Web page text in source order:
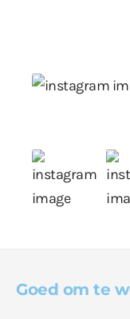
Goed om te